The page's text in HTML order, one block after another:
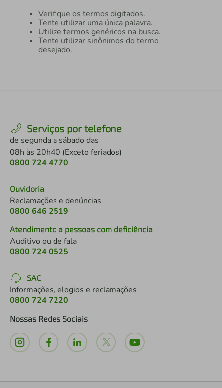
Verifique os termos digitados.
Tente utilizar uma única palavra.
Utilize termos genéricos na busca.
Tente utilizar sinônimos do termo
desejado.
Serviços por telefone
de segunda a sábado das
08h às 20h40 (Exceto feriados)
0800 724 4770
Ouvidoria
Reclamações e denúncias
0800 646 2519
Atendimento a pessoas com deficiência
Auditivo ou de fala
0800 724 0525
SAC
Informações, elogios e reclamações
0800 724 7220
Nossas Redes Sociais